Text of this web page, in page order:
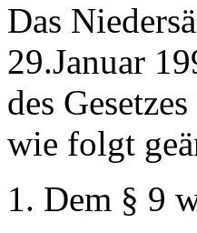
Das
29.Januar
des
wie folgt
Dem § 9